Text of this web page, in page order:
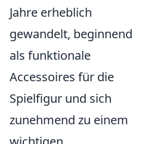
Jahre erheblich
gewandelt, beginnend
als funktionale
Accessoires für die
Spielfigur und sich
zunehmend zu einem